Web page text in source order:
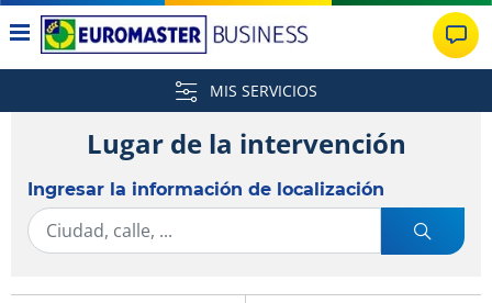
MIS SERVICIOS
Lugar de la intervención
Ingresar la información de localización